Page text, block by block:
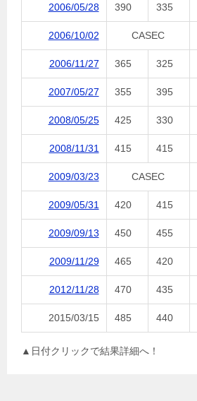
2006/05/28 390 335
2006/10/02 CASEC
2006/11/27 365 325
2007/05/27 355 395
2008/05/25 425 330
2008/11/31 415 415
2009/03/23 CASEC
2009/05/31 420 415
2009/09/13 450 455
2009/11/29 465 420
2012/11/28 470 435
2015/03/15 485 440
▲日付クリックで結果詳細へ！